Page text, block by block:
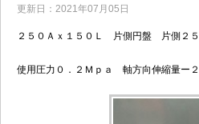
更新日：2021年07月05日
２５０Ａｘ１５０Ｌ 片側円盤 片側２
使用圧力０．２Ｍｐａ 軸方向伸縮量ー